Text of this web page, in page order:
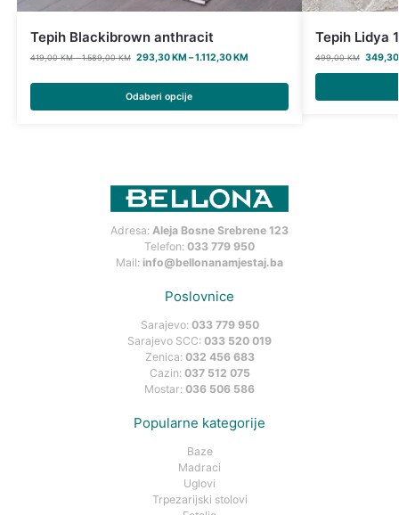
Tepih Blackibrown anthracit
419,00KM – 1.589,00KM 293,30KM –1.112,30KM
Odaberi opcije
Tepih Lidya
499,00KM
Adresa: Aleja Bosne Srebrene 123
Telefon: 033 779 950
Mail: info@bellonanamjestaj.ba
Poslovnice
Sarajevo: 033 779 950
Sarajevo SCC: 033 520 019
Zenica: 032 456 683
Cazin: 037 512 075
Mostar: 036 506 586
Popularne kategorije
Baze
Madraci
Uglovi
Trpezarijski stolovi